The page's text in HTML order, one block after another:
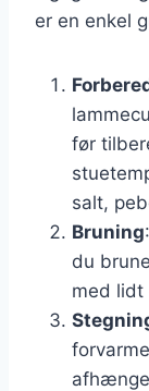
er en enkel
før
salt,
Bruning
du
med lidt